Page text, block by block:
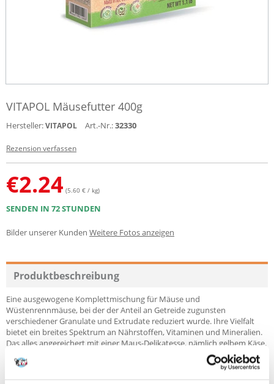
VITAPOL Mäusefutter 400g
Hersteller:VITAPOL Art.-Nr.:32330
Rezension verfassen
€2.24 (5.60 € / kg)
SENDEN IN 72 STUNDEN
Bilder unserer Kunden Weitere Fotos anzeigen
Produktbeschreibung
Eine ausgewogene Komplettmischung für Mäuse und
Wüstenrennmäuse, bei der der Anteil an Getreide zugunsten
verschiedener Granulate und Extrudate reduziert wurde. Ihre Vielfalt
bietet ein breites Spektrum an Nährstoffen, Vitaminen und Mineralien.
Das alles angereichert mit einer Maus-Delikatesse, nämlich gelbem Käse.
Futter mit Gemüse bester Qualität (z.B. Rote Bete, Karotte, Petersilie,
Dill) und Obst (z.B. Apfel, Holunder). Der leicht verdauliche Apfel ist reich